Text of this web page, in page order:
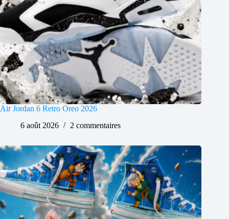
Air Jordan 6 Retro Oreo 2026
6 août 2026
2 commentaires